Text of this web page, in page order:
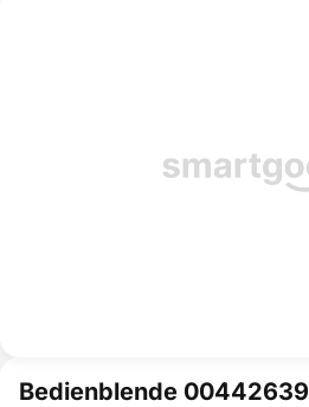
Bedienblende 00442639